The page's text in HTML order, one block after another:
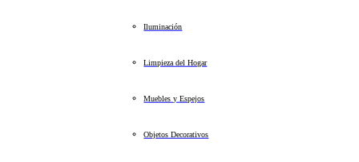
Iluminación
Limpieza del Hogar
Muebles y Espejos
Objetos Decorativos